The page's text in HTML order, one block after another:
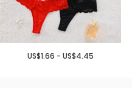
US$1.66 - US$4.45